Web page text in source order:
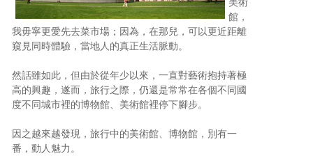
享樂隨手拍
照相簿
創意出版服務
關於Yilan
館，
我毋寧更愛先去菜市場；因為，在那兒，可以更近距離
窺見同時體驗，當地人的真正生活脈動。
然話雖如此，但由於從年少以來，一直對藝術抱持著極
高的興趣，遂而，旅行之際，仍還是常常在各個不同國
度不同城市裡的博物館、美術館裡停下腳步。
因之越來越發現，旅行中的美術館、博物館，別有一
番，動人魅力。